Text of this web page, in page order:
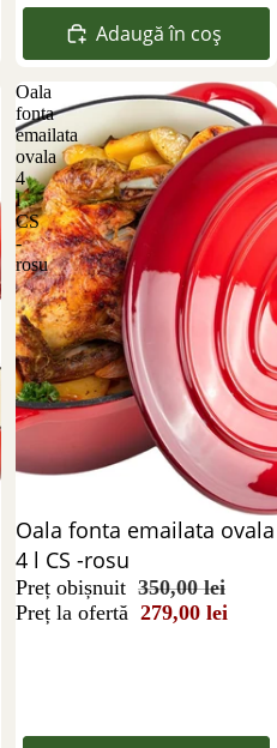
Adaugă în coș
Oala
fonta
emailata
ovala
4
l
CS
-
rosu
Reducere 20%
Oala fonta emailata ovala
4 l CS -rosu
Preț obișnuit 350,00 lei
Preț la ofertă 279,00 lei